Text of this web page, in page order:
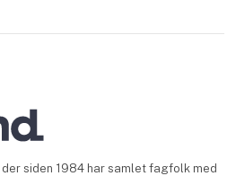
siden 1984 har samlet fagfolk med